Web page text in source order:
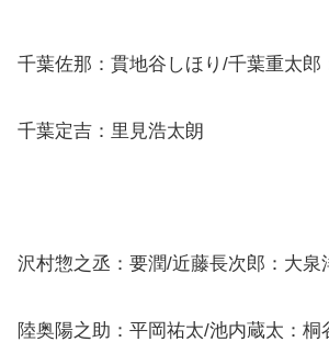
千葉佐那：貫地谷しほり/千葉重太郎
千葉定吉：里見浩太朗
沢村惣之丞：要潤/近藤長次郎：大泉
陸奥陽之助：平岡祐太/池内蔵太：桐